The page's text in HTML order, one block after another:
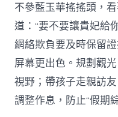
不參藍玉華搖搖頭，
道：“要不要讓貴妃給
網絡欺負要及時保留
屏幕更出色。規劃觀
視野；帶孩子走親訪
調整作息，防止“假期